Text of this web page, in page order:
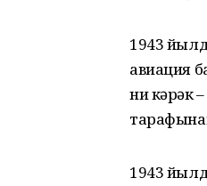
1943
авиация
ни кәрәк
1943